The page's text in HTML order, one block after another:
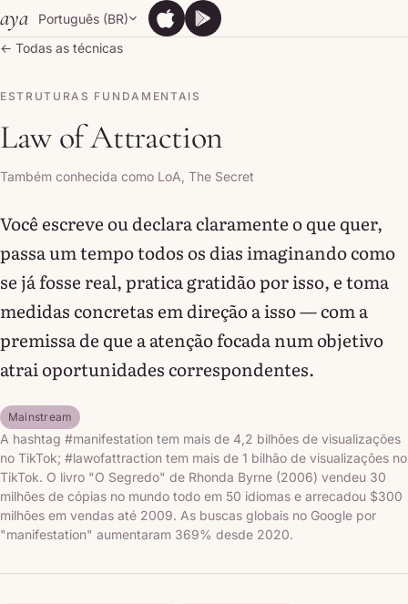
Skip to content
aya Português (BR) App Store
App StoreGoogle Play
Google Play
← Todas as técnicas
ESTRUTURAS FUNDAMENTAIS
Law of Attraction
Também conhecida como LoA, The Secret
Você escreve ou declara claramente o que quer,
passa um tempo todos os dias imaginando como
se já fosse real, pratica gratidão por isso, e toma
medidas concretas em direção a isso — com a
premissa de que a atenção focada num objetivo
atrai oportunidades correspondentes.
Mainstream
A hashtag #manifestation tem mais de 4,2 bilhões de visualizações
no TikTok; #lawofattraction tem mais de 1 bilhão de visualizações no
TikTok. O livro "O Segredo" de Rhonda Byrne (2006) vendeu 30
milhões de cópias no mundo todo em 50 idiomas e arrecadou $300
milhões em vendas até 2009. As buscas globais no Google por
"manifestation" aumentaram 369% desde 2020.